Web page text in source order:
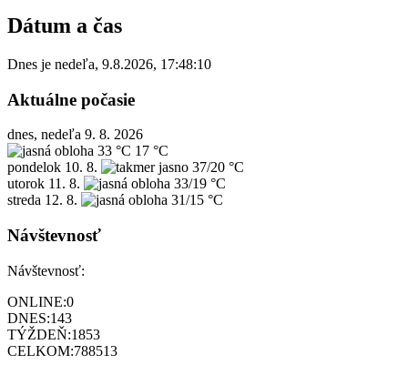
Dátum a čas
Dnes je nedeľa, 9.8.2026, 17:48:10
Aktuálne počasie
dnes, nedeľa 9. 8. 2026
33 °C 17 °C
pondelok 10. 8.
37/20 °C
utorok 11. 8.
33/19 °C
streda 12. 8. 31/15 °C
Návštevnosť
Návštevnosť:
ONLINE:0
DNES:143
TÝŽDEŇ:1853
CELKOM:788513